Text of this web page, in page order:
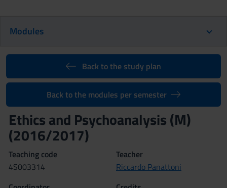
Modules
Back to the study plan
Back to the modules per semester
Ethics and Psychoanalysis (M)
(2016/2017)
Teaching code
4S003314
Teacher
Riccardo Panattoni